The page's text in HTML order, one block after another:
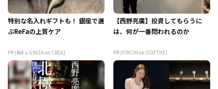
特別な名入れギフトも！ 銀座で選
ぶReFaの上質ケア
PR (ReFa GINZA on CREA)
【西野亮廣】投資してもらうに
は、何が一番問われるのか
PR (FINCHI on GOETHE)